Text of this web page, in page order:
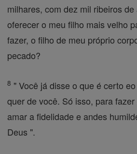
milhares, com dez mil ribeiros
oferecer o meu filho mais velho
fazer, o filho de meu próprio
pecado?
8 " Você já disse o que é certo
quer de você. Só isso, para
amar a fidelidade e andes
Deus ".